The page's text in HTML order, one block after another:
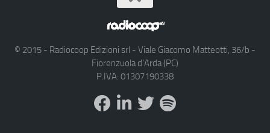
© 2015 - Radiocoop Edizioni srl - Viale Giacomo Matteotti, 36/b -
Fiorenzuola d'Arda (PC)
P.IVA: 01307190338